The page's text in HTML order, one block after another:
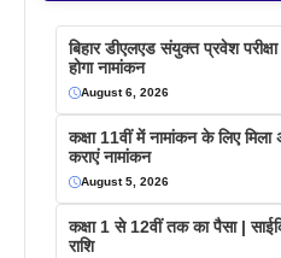
बिहार डीएलएड संयुक्त प्रवेश
होगा नामांकन
August 6, 2026
कक्षा 11वीं में नामांकन के लिए
कराएं नामांकन
August 5, 2026
कक्षा 1 से 12वीं तक का पैसा |
राशि